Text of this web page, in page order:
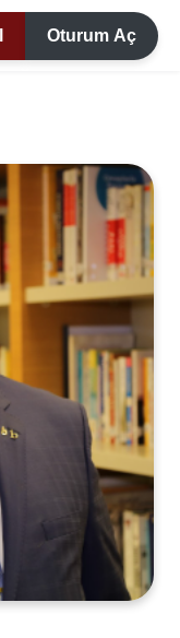
Oturum Aç